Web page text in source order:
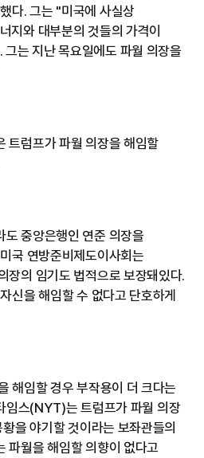
다. 그는 "미국에 사실상
지와 대부분의 것들의 가격이
는 지난 목요일에도 파월 의장을
트럼프가 파월 의장을 해임할
중앙은행인 연준 의장을
국 연방준비제도이사회는
장의 임기도 법적으로 보장돼있다.
신을 해임할 수 없다고 단호하게
해임할 경우 부작용이 더 크다는
임스(NYT)는 트럼프가 파월 의장
을 야기할 것이라는 보좌관들의
파월을 해임할 의향이 없다고